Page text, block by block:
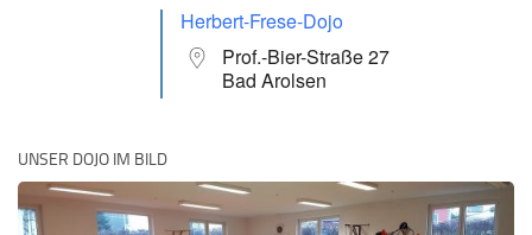
Herbert-Frese-Dojo
Prof.-Bier-Straße 27
Bad Arolsen
UNSER DOJO IM BILD